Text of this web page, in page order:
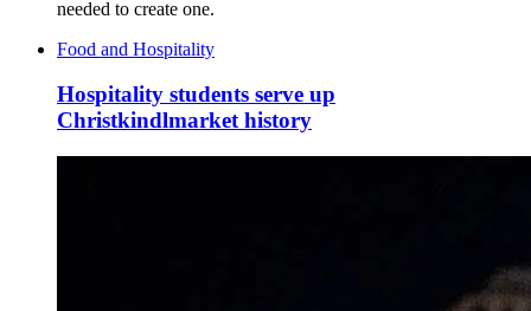
needed to create one.
Food and Hospitality
Hospitality students serve up
Christkindlmarket history